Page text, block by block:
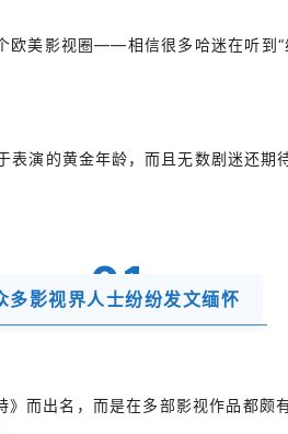
欧美影视圈——相信很多哈迷在听到“
演的黄金年龄，而且无数剧迷还期
01
多影视界人士纷纷发文缅怀
而出名，而是在多部影视作品都颇有